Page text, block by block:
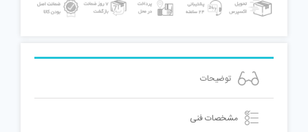
توضیحات
مشخصات فنی